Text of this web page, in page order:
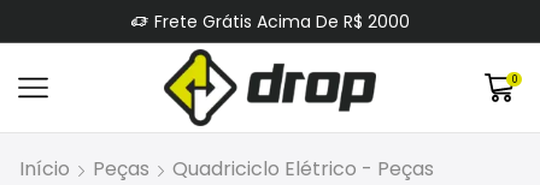
Frete Grátis Acima De R$ 2000
0
Início Peças Quadriciclo Elétrico - Peças